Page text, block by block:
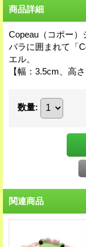
商品詳細
Copeau（コポー）
バラに囲まれて「
エル。
【幅：3.5cm、
数量:
関連商品